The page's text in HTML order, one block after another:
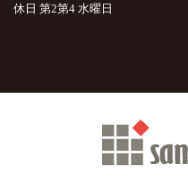
休日 第2第4 水曜日